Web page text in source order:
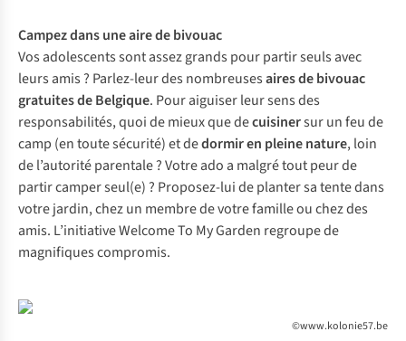
Campez dans uneaire de bivouac
Vos adolescents sont assez grands pour partir seuls avec
leurs amis ? Parlez-leur des nombreusesaires de bivouac
gratuites de Belgique. Pour aiguiser leur sens des
responsabilités, quoi de mieux que decuisinersur un feu de
camp (en toute sécurité) et dedormir en pleine nature, loin
de l’autorité parentale ? Votre ado a malgré tout peur de
partir camper seul(e) ? Proposez-lui de planter sa tente dans
votre jardin, chez un membre de votre famille ou chez des
amis. L’initiativeWelcome To My Garden regroupe de
magnifiques compromis.
©www.kolonie57.be